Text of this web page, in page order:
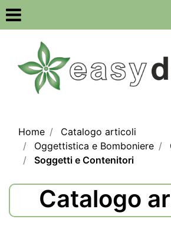
Open
Home
Catalogo articoli
Oggettistica e Bomboniere
Soggetti e Contenitori
Catalogo